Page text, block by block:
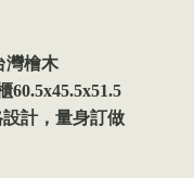
灣檜木
60.5x45.5x51.5
設計，量身訂做